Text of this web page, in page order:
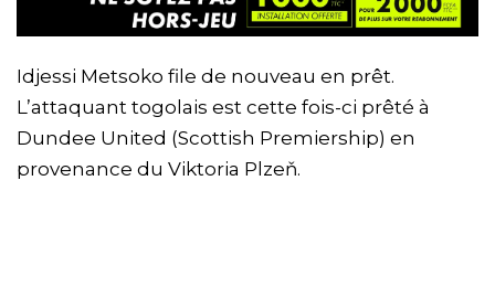
Idjessi Metsoko file de nouveau en prêt.
L’attaquant togolais est cette fois-ci prêté à
Dundee United (Scottish Premiership) en
provenance du Viktoria Plzeň.